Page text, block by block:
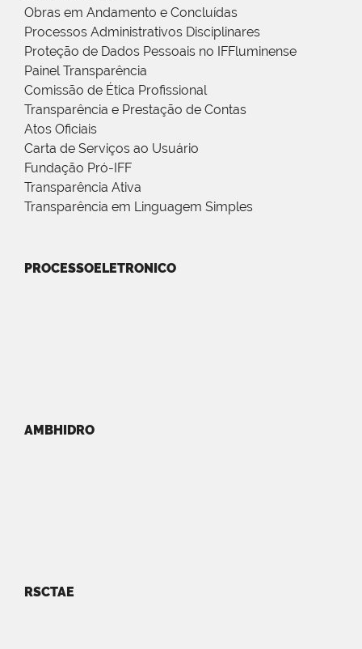
Obras em Andamento e Concluídas
Processos Administrativos Disciplinares
Proteção de Dados Pessoais no IFFluminense
Painel Transparência
Comissão de Ética Profissional
Transparência e Prestação de Contas
Atos Oficiais
Carta de Serviços ao Usuário
Fundação Pró-IFF
Transparência Ativa
Transparência em Linguagem Simples
PROCESSOELETRONICO
AMBHIDRO
RSCTAE